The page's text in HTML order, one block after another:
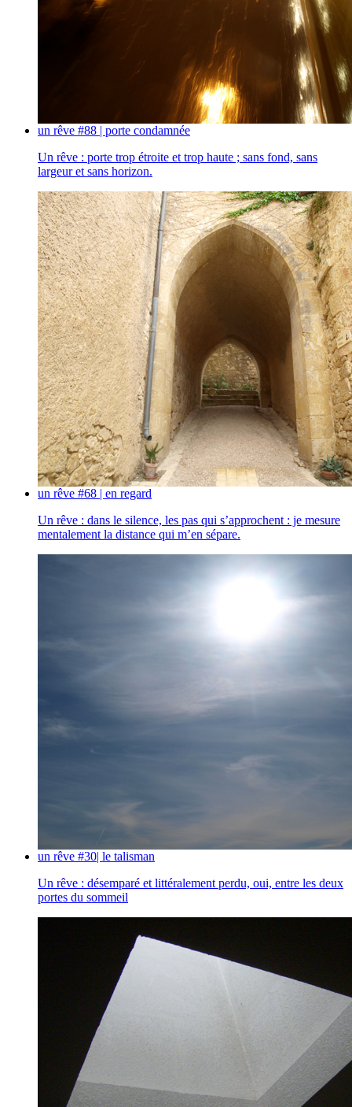
un rêve #88 | porte condamnée
Un rêve : porte trop étroite et trop haute ; sans fond, sans
largeur et sans horizon.
un rêve #68 | en regard
Un rêve : dans le silence, les pas qui s’approchent : je mesure
mentalement la distance qui m’en sépare.
un rêve #30| le talisman
Un rêve : désemparé et littéralement perdu, oui, entre les deux
portes du sommeil